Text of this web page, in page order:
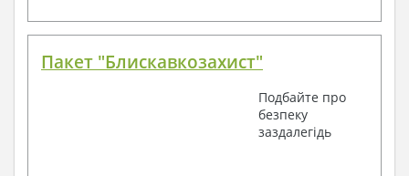
Пакет "Блискавкозахист"
Подбайте про
безпеку
заздалегідь